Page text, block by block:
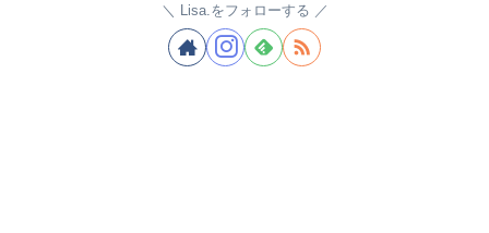
Lisa.をフォローする